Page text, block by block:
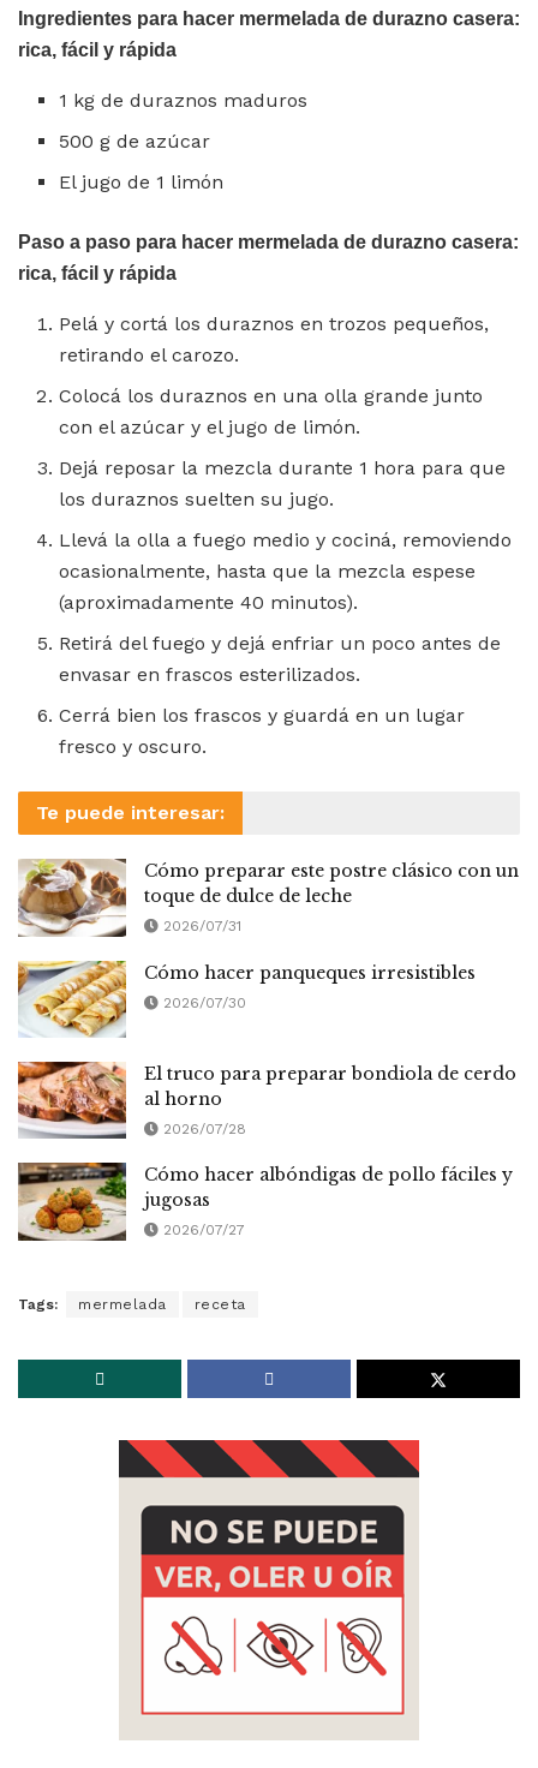
Ingredientes para hacer mermelada de durazno casera:
rica, fácil y rápida
1 kg de duraznos maduros
500 g de azúcar
El jugo de 1 limón
Paso a paso para hacer mermelada de durazno casera:
rica, fácil y rápida
Pelá y cortá los duraznos en trozos pequeños,
retirando el carozo.
Colocá los duraznos en una olla grande junto
con el azúcar y el jugo de limón.
Dejá reposar la mezcla durante 1 hora para que
los duraznos suelten su jugo.
Llevá la olla a fuego medio y cociná, removiendo
ocasionalmente, hasta que la mezcla espese
(aproximadamente 40 minutos).
Retirá del fuego y dejá enfriar un poco antes de
envasar en frascos esterilizados.
Cerrá bien los frascos y guardá en un lugar
fresco y oscuro.
Te puede interesar:
Cómo preparar este postre clásico con un
toque de dulce de leche
2026/07/31
Cómo hacer panqueques irresistibles
2026/07/30
El truco para preparar bondiola de cerdo
al horno
2026/07/28
Cómo hacer albóndigas de pollo fáciles y
jugosas
2026/07/27
Tags: mermelada receta